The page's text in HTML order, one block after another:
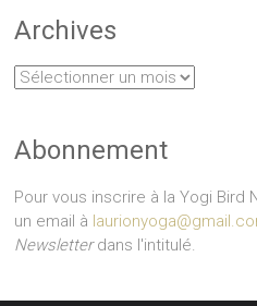
Archives
Archives
Abonnement
Pour vous inscrire à la Yogi Bird
un email à
Newsletterdans l'intitulé.